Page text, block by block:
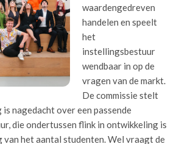
waardengedreven
handelen en speelt
het
instellingsbestuur
wendbaar in op de
vragen van de markt.
De commissie stelt
nagedacht over een passende
die ondertussen flink in ontwikkeling is
het aantal studenten. Wel vraagt de